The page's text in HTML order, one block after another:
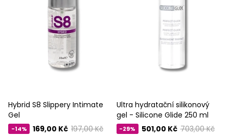
Hybrid S8 Slippery Intimate
Gel
-14% 197,00 Kč
169,00 Kč
Ultra hydratační silikonový
gel - Silicone Glide 250 ml
-29% 703,00 Kč
501,00 Kč